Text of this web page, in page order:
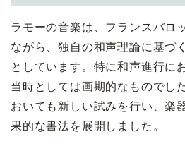
ラモーの音楽は、フランスバロ
ながら、独自の和声理論に基づ
としています。特に和声進行に
当時としては画期的なものでし
おいても新しい試みを行い、楽
果的な書法を展開しました。